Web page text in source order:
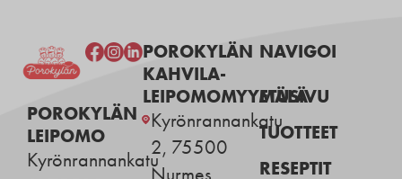
POROKYLÄN
LEIPOMO
Kyrönrannankatu
POROKYLÄN
KAHVILA-
LEIPOMOMYYMÄLÄ
Kyrönrannankatu
2, 75500
NAVIGOI
ETUSIVU
TUOTTEET
RESEPTIT